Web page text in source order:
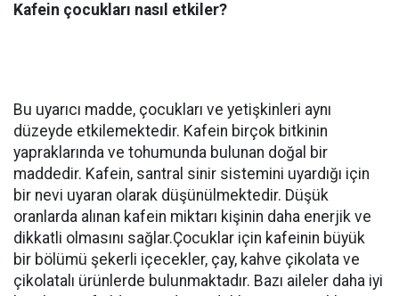
Kafein çocukları nasıl etkiler?
Bu uyarıcı madde, çocukları ve yetişkinleri aynı
düzeyde etkilemektedir. Kafein birçok bitkinin
yapraklarında ve tohumunda bulunan doğal bir
maddedir. Kafein, santral sinir sistemini uyardığı için
bir nevi uyaran olarak düşünülmektedir. Düşük
oranlarda alınan kafein miktarı kişinin daha enerjik ve
dikkatli olmasını sağlar.Çocuklar için kafeinin büyük
bir bölümü şekerli içecekler, çay, kahve çikolata ve
çikolatalı ürünlerde bulunmaktadır. Bazı aileler daha iyi